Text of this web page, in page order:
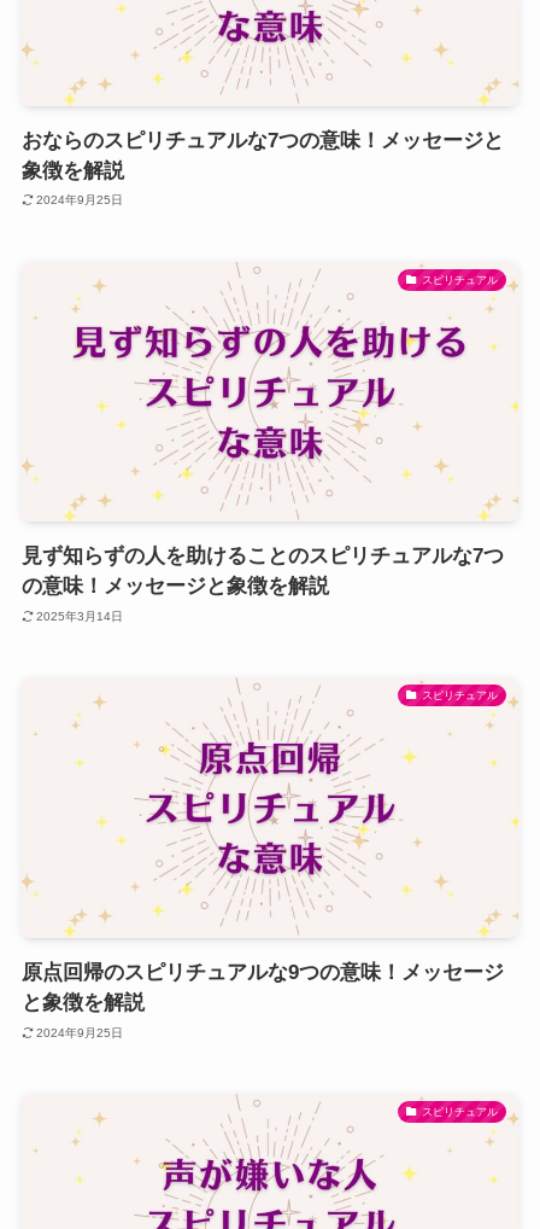
おならのスピリチュアルな7つの意味！メッセージと
象徴を解説
2024年9月25日
スピリチュアル
見ず知らずの人を助けることのスピリチュアルな7つ
の意味！メッセージと象徴を解説
2025年3月14日
スピリチュアル
原点回帰のスピリチュアルな9つの意味！メッセージ
と象徴を解説
2024年9月25日
スピリチュアル